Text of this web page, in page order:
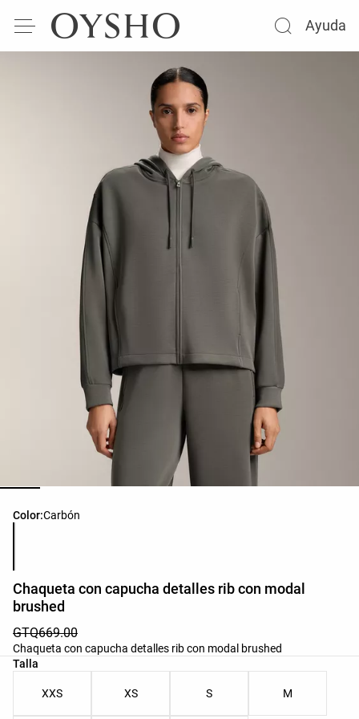
Ayuda
Color:Carbón
Lista de colores del producto
Chaqueta con capucha detalles rib con modal
brushed
GTQ669.00
Chaqueta con capucha detalles rib con modal brushed
Talla
Lista de tallas del producto
XXS XS S M